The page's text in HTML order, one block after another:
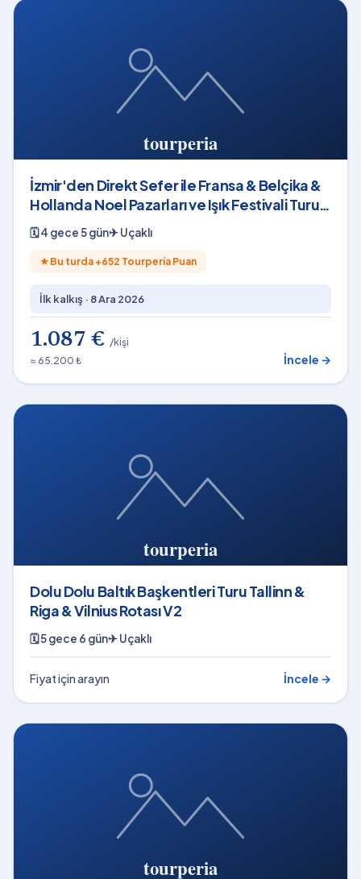
İzmir'den Direkt Sefer ile Fransa & Belçika &
Hollanda Noel Pazarları ve Işık Festivali Turu
Rotası
🗓4 gece 5 gün✈Uçaklı
★ Bu turda +652 Tourperia Puan
İlk kalkış · 8 Ara 2026
1.087 € /kişi
≈ 65.200 ₺
İncele →
Dolu Dolu Baltık Başkentleri Turu Tallinn &
Riga & Vilnius Rotası V2
🗓5 gece 6 gün✈Uçaklı
Fiyat için arayın İncele →